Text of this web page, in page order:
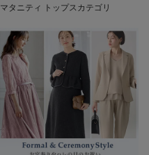
マタニティ トップスカテゴリ